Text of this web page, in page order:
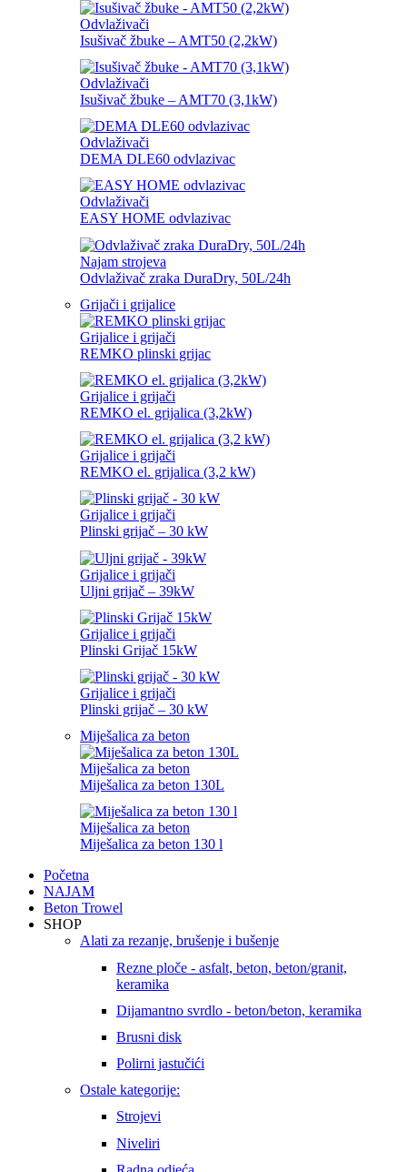
Odvlaživači
Isušivač žbuke – AMT50 (2,2kW)
Odvlaživači
Isušivač žbuke – AMT70 (3,1kW)
Odvlaživači
DEMA DLE60 odvlazivac
Odvlaživači
EASY HOME odvlazivac
Najam strojeva
Odvlaživač zraka DuraDry, 50L/24h
Grijači i grijalice
Grijalice i grijači
REMKO plinski grijac
Grijalice i grijači
REMKO el. grijalica (3,2kW)
Grijalice i grijači
REMKO el. grijalica (3,2 kW)
Grijalice i grijači
Plinski grijač – 30 kW
Grijalice i grijači
Uljni grijač – 39kW
Grijalice i grijači
Plinski Grijač 15kW
Grijalice i grijači
Plinski grijač – 30 kW
Miješalica za beton
Miješalica za beton
Miješalica za beton 130L
Miješalica za beton
Miješalica za beton 130 l
Početna
NAJAM
Beton Trowel
SHOP
Alati za rezanje, brušenje i bušenje
Rezne ploče - asfalt, beton, beton/granit,
keramika
Dijamantno svrdlo - beton/beton, keramika
Brusni disk
Polirni jastučići
Ostale kategorije:
Strojevi
Niveliri